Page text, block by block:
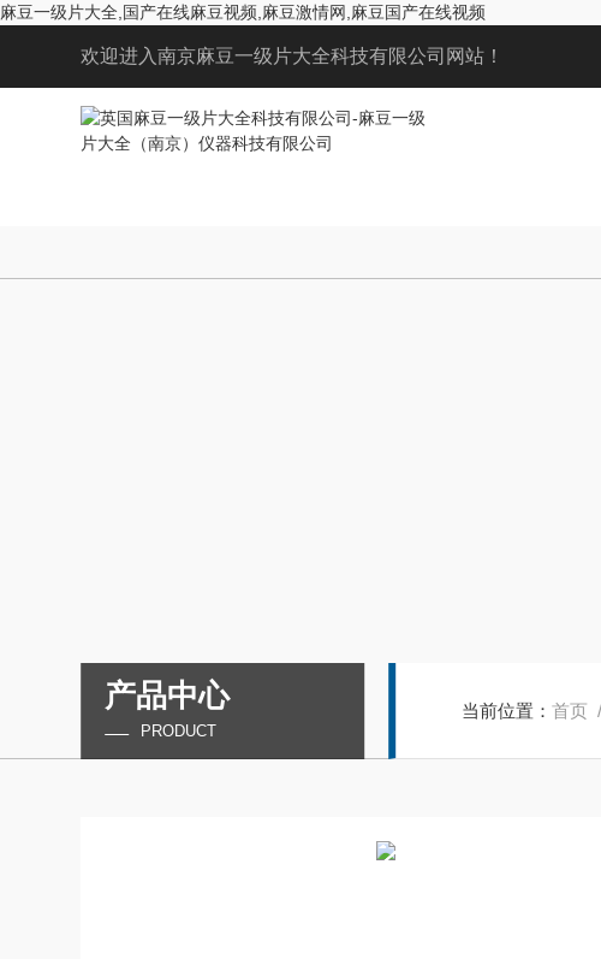
麻豆一级片大全,国产在线麻豆视频,麻豆激情网,麻豆国产在线视频
欢迎进入南京麻豆一级片大全科技有限公司网站！
产品中心
PRODUCT
当前位置：首页 /